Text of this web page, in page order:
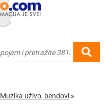
Muzika uživo, bendovi »